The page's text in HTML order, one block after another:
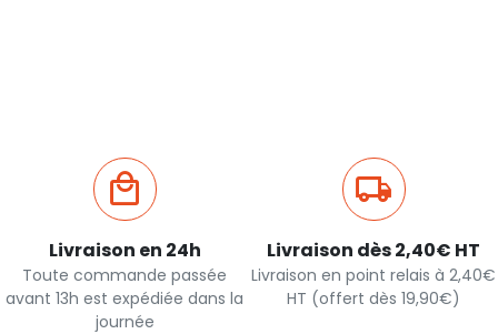
Livraison en 24h
Toute commande passée
avant 13h est expédiée dans la
journée
Livraison dès 2,40€ HT
Livraison en point relais à 2,40€
HT (offert dès 19,90€)